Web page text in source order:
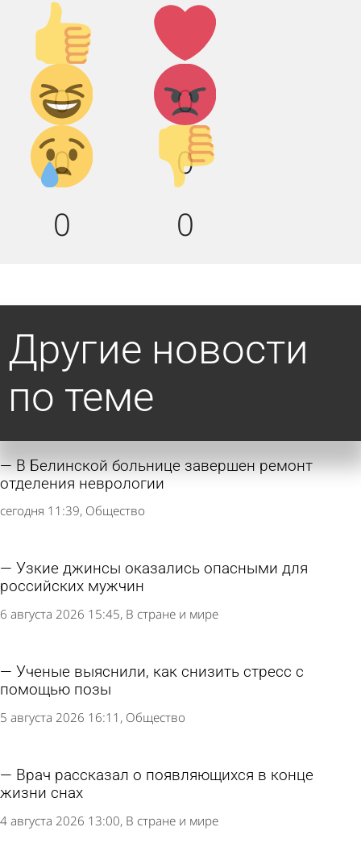
Палец
вверх!
0
Лайк!
0
Дикий
смех!
0
Агрессия!
0
Грусть :(
0
Палец
вниз!
0
Другие новости
по теме
В Белинской больнице завершен ремонт
отделения неврологии
сегодня 11:39 Общество
Узкие джинсы оказались опасными для
российских мужчин
6 августа 2026 15:45 В стране и мире
Ученые выяснили, как снизить стресс с
помощью позы
5 августа 2026 16:11 Общество
Врач рассказал о появляющихся в конце
жизни снах
4 августа 2026 13:00 В стране и мире